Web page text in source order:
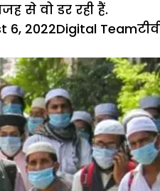
से वो डर रही हैं.
6, 2022Author
Digital Team